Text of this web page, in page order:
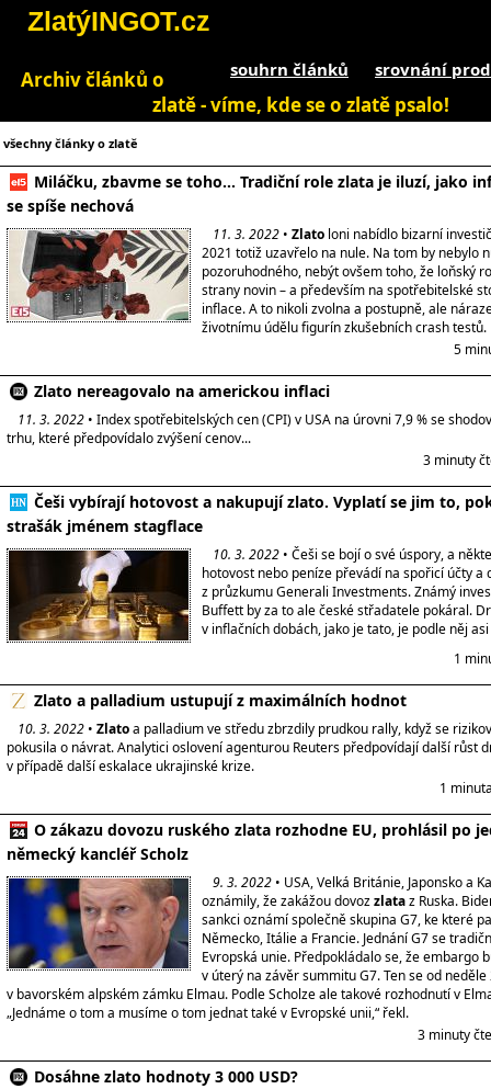
ZlatýINGOT.cz
souhrn článků srovnání
Archiv článků o
zlatě - víme, kde se o zlatě psalo!
všechny články o zlatě
Miláčku, zbavme se toho… Tradiční role zlata je iluzí, jako
se spíše nechová
11. 3. 2022 • Zlato loni nabídlo bizarní
2021 totiž uzavřelo na nule. Na tom by nebylo
pozoruhodného, nebýt ovšem toho, že loňský
strany novin – a především na spotřebitelské
inflace. A to nikoli zvolna a postupně, ale
životnímu údělu figurín zkušebních crash testů.
5
Zlato nereagovalo na americkou inflaci
11. 3. 2022 • Index spotřebitelských cen (CPI) v USA na úrovni 7,9 % se
trhu, které předpovídalo zvýšení cenov...
3 minuty
Češi vybírají hotovost a nakupují zlato. Vyplatí se jim to,
strašák jménem stagflace
10. 3. 2022 • Češi se bojí o své úspory, a
hotovost nebo peníze převádí na spořicí účty a
z průzkumu Generali Investments. Známý
Buffett by za to ale české střadatele pokáral.
v inflačních dobách, jako je tato, je podle něj
1
Zlato a palladium ustupují z maximálních hodnot
10. 3. 2022 • Zlatoa palladium ve středu zbrzdily prudkou rally, když se
pokusila o návrat. Analytici oslovení agenturou Reuters předpovídají další růst
v případě další eskalace ukrajinské krize.
1
O zákazu dovozu ruského zlata rozhodne EU, prohlásil po
německý kancléř Scholz
9. 3. 2022 • USA, Velká Británie, Japonsko a
oznámily, že zakážou dovozzlataz Ruska.
sankci oznámí společně skupina G7, ke které
Německo, Itálie a Francie. Jednání G7 se
Evropská unie. Předpokládalo se, že embargo
v úterý na závěr summitu G7. Ten se od
v bavorském alpském zámku Elmau. Podle Scholze ale takové rozhodnutí v
„Jednáme o tom a musíme o tom jednat také v Evropské unii,“ řekl.
3 minuty
Dosáhne zlato hodnoty 3 000 USD?